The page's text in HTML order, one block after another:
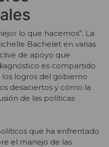
lo que hacemos”. La
Bachelet en varias
de apoyo que
es compartido
logros del gobierno
desaciertos y cómo la
de las políticas
que ha enfrentado
el manejo de las